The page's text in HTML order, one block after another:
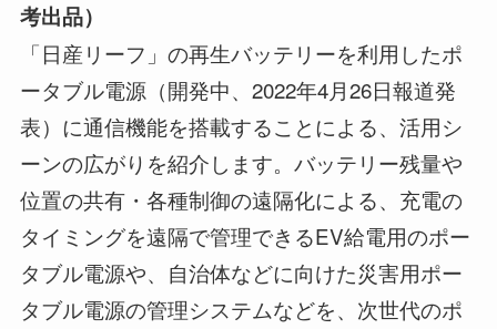
考出品）
「日産リーフ」の再生バッテリーを利用したポ
ータブル電源（開発中、2022年4月26日報道発
表）に通信機能を搭載することによる、活用シ
ーンの広がりを紹介します。バッテリー残量や
位置の共有・各種制御の遠隔化による、充電の
タイミングを遠隔で管理できるEV給電用のポー
タブル電源や、自治体などに向けた災害用ポー
タブル電源の管理システムなどを、次世代のポ